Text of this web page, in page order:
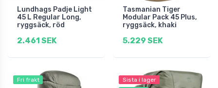
Lundhags Padje Light
45 L Regular Long,
ryggsäck, röd
2.461 SEK
Tasmanian Tiger
Modular Pack 45 Plus,
ryggsäck, khaki
5.229 SEK
Fri frakt
Sista i lager